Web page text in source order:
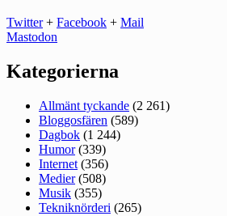
Twitter+ Facebook + Mail
Mastodon
Kategorierna
Allmänt tyckande (2 261)
Bloggosfären (589)
Dagbok (1 244)
Humor(339)
Internet (356)
Medier(508)
Musik (355)
Tekniknörderi (265)